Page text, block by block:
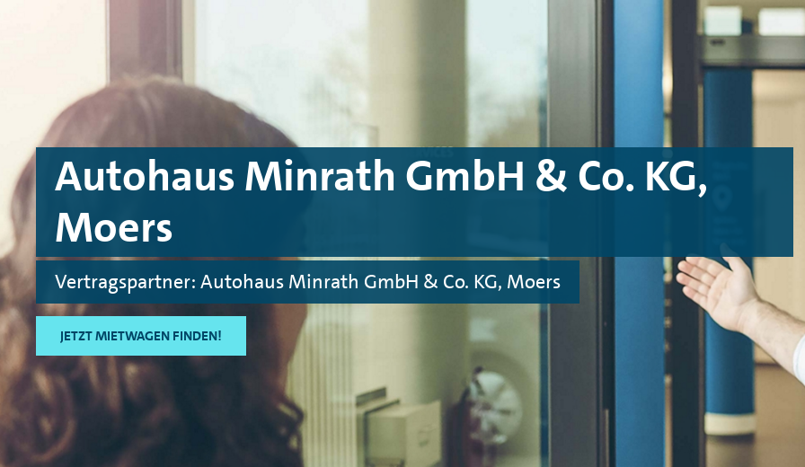
Autohaus Minrath GmbH & Co. KG,
Moers
Vertragspartner: Autohaus Minrath GmbH & Co. KG, Moers
JETZT MIETWAGEN FINDEN!